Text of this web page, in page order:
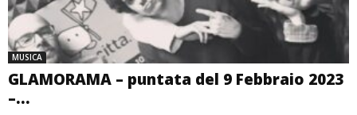
MUSICA
GLAMORAMA – puntata del 9 Febbraio 2023
–...